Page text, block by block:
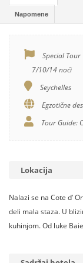
Napomene
Special Tour
7/10/14 noći
Seychelles
Egzotične
Tour Guide:
Lokacija
Nalazi se na Cote d’
deli mala staza. U
kuhinjom. Od luke